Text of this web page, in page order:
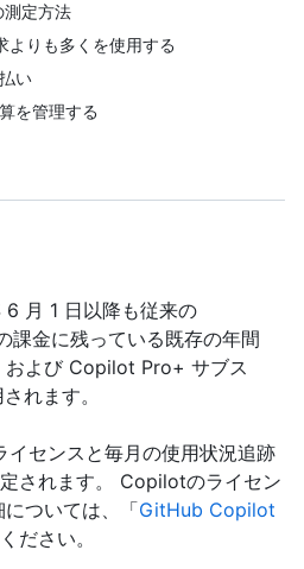
測定方法
よりも多くを使用する
い
を管理する
月 1 日以降も従来の
課金に残っている既存の年間
よび Copilot Pro+ サブス
れます。
センスと毎月の使用状況追跡
されます。 Copilotのライセン
ついては、「GitHub Copilot
ださい。